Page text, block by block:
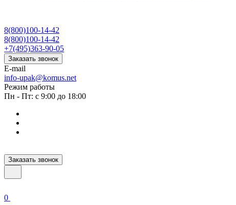
8(800)100-14-42
8(800)100-14-42
+7(495)363-90-05
Заказать звонок
E-mail
info-upak@komus.net
Режим работы
Пн - Пт: с 9:00 до 18:00
Заказать звонок
0